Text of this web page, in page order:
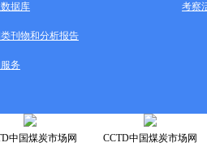
据库 考察
刊物和分析报告
务
中国煤炭市场网
CCTD中国煤炭市场网